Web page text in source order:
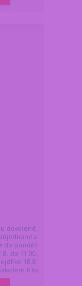
dovolené,
a
do pondělí
do 11:00,
18.8.
6 ks